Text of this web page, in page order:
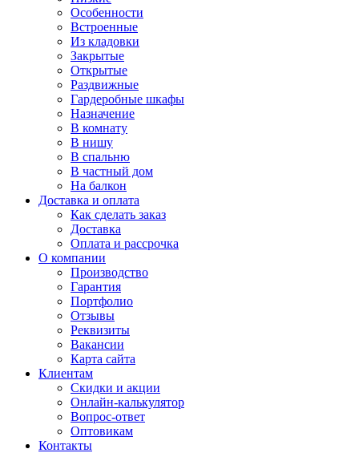
Особенности
Встроенные
Из кладовки
Закрытые
Открытые
Раздвижные
Гардеробные шкафы
Назначение
В комнату
В нишу
В спальню
В частный дом
На балкон
Доставка и оплата
Как сделать заказ
Доставка
Оплата и рассрочка
О компании
Производство
Гарантия
Портфолио
Отзывы
Реквизиты
Вакансии
Карта сайта
Клиентам
Скидки и акции
Онлайн-калькулятор
Вопрос-ответ
Оптовикам
Контакты